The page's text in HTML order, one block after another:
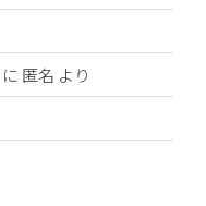
に 匿名 より